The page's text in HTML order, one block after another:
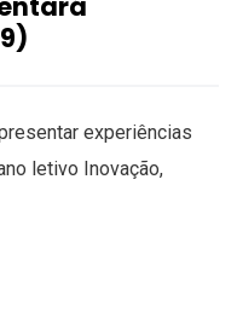
experiências
letivo Inovação,